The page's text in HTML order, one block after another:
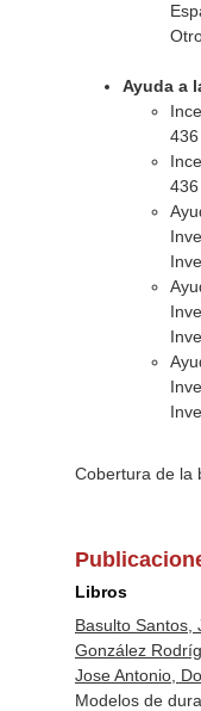
Ayuda a
Cobertura de la
Libros
Basulto Santos,
González
Jose Antonio,
Modelos de